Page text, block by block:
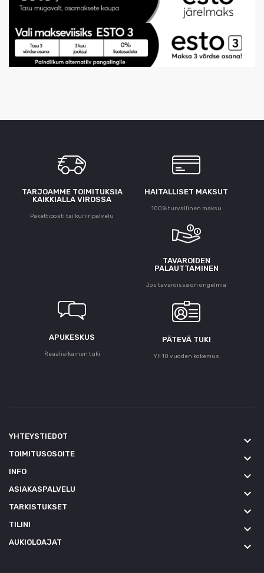
TARJOAMME TOIMITUKSIA
KAIKKIALLA VIROSSA
Pakettiposti tai kuriiripalvelu
HAITALLISET MAKSUT
100% turvallinen maksu
TAVAROIDEN
PALAUTTAMINEN
Jos tavaroissa on ongelmia
APUKESKUS
Reaaliaikainen tuki
PÄTEVÄ TUKI
Yli 10 vuoden kokemus
YHTEYSTIEDOT keyboard_arrow_down
TOIMITUSOSOITE keyboard_arrow_down
INFO keyboard_arrow_down
ASIAKASPALVELU keyboard_arrow_down
TARKISTUKSET keyboard_arrow_down
TILINI keyboard_arrow_down
AUKIOLOAJAT keyboard_arrow_down